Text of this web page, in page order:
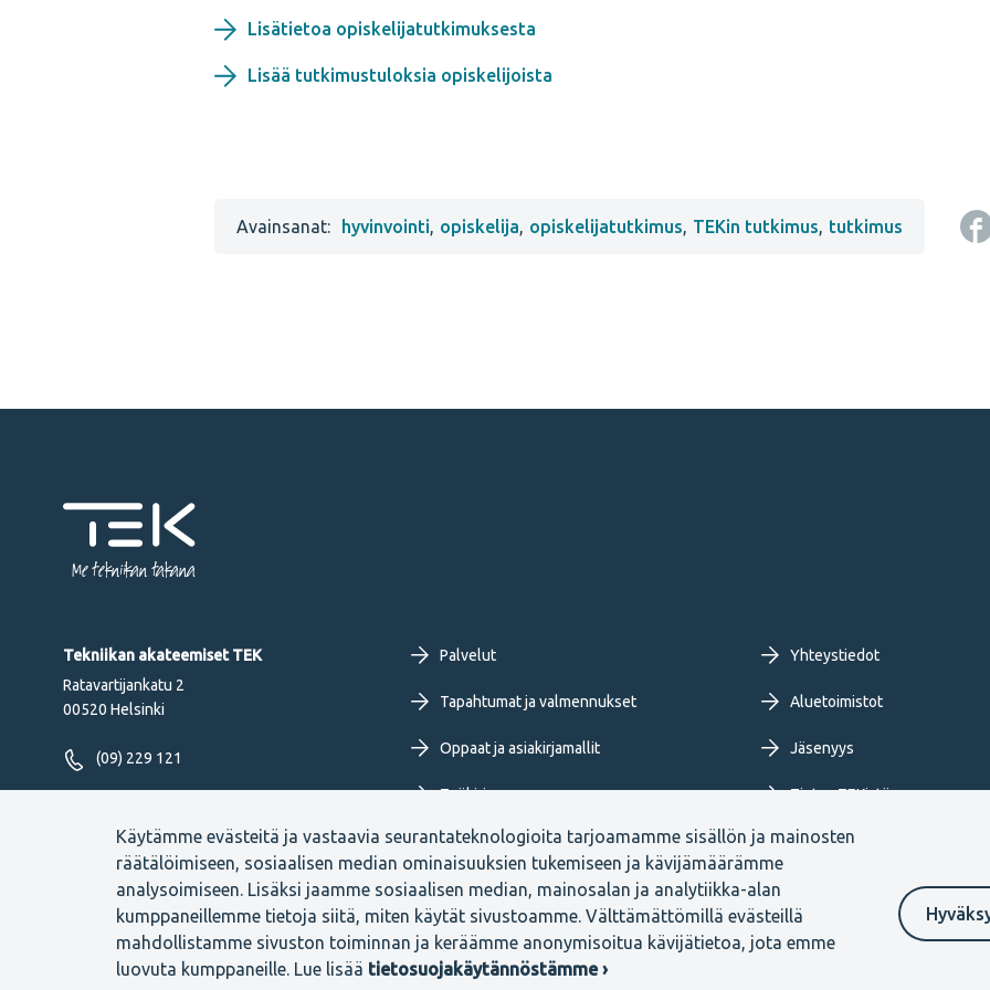
Käytämme evästeitä ja vastaavia seurantateknologioita tarjoamamme sisällön ja mainosten
räätälöimiseen, sosiaalisen median ominaisuuksien tukemiseen ja kävijämäärämme
analysoimiseen. Lisäksi jaamme sosiaalisen median, mainosalan ja analytiikka-alan
kumppaneillemme tietoja siitä, miten käytät sivustoamme. Välttämättömillä evästeillä
mahdollistamme sivuston toiminnan ja keräämme anonymisoitua kävijätietoa, jota emme
luovuta kumppaneille. Lue lisää tietosuojakäytännöstämme ›
Lisätietoa opiskelijatutkimuksesta
Lisää tutkimustuloksia opiskelijoista
Avainsanat: hyvinvointi, opiskelija, opiskelijatutkimus, TEKin tutkimus, tutkimus
Me tekniikan takana
Tekniikan akateemiset TEK
Ratavartijankatu 2
00520 Helsinki
(09) 229 121
Footer
primary
menu
FI
Palvelut
Tapahtumat ja valmennukset
Oppaat ja asiakirjamallit
Työkirja
Uutiset ja blogit
Yhteystiedot
Aluetoimistot
Jäsenyys
Tietoa TEKistä
Extranet
Footer
Evästeasetukset Tietosuojaselosteet Anna palautetta
Ilmoituskanava